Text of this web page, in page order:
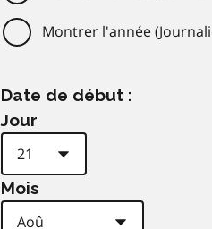
Montrer l'année
Date de début :
Jour
Mois